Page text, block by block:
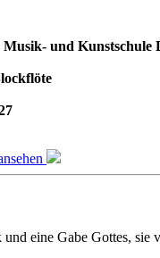
und Kunstschule
und eine Gabe Gottes,